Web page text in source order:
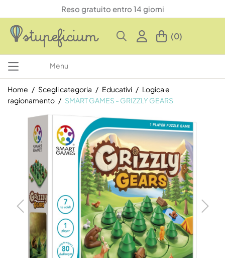
Reso gratuito entro 14 giorni
(0)
Menu
Home Scegli categoria Educativi
Logica e
ragionamento
SMART GAMES - GRIZZLY GEARS